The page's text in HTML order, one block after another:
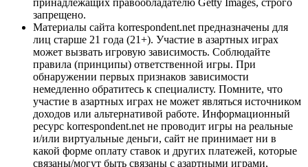
запрещено.
Материалы сайта korrespondent.net предназначены для
лиц старше 21 года (21+). Участие в азартных играх
может вызвать игровую зависимость. Соблюдайте
правила (принципы) ответственной игры. При
обнаружении первых признаков зависимости
немедленно обратитесь к специалисту. Помните, что
участие в азартных играх не может являться источником
доходов или альтернативой работе. Информационный
ресурс korrespondent.net не проводит игры на реальные
и/или виртуальные деньги, сайт не принимает ни в
какой форме оплату ставок и других платежей, которые
связаны/могут быть связаны с азартными играми,